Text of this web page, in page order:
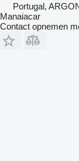
Portugal,
Manaiacar
Contact opnemen